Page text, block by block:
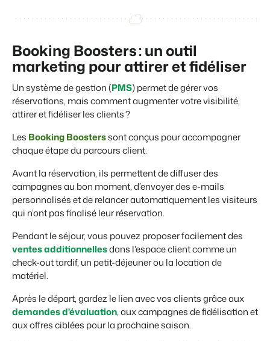
Booking Boosters : un outil
marketing pour attirer et fidéliser
Un système de gestion (PMS) permet de gérer vos
réservations, mais comment augmenter votre visibilité,
attirer et fidéliser les clients ?
Les Booking Boosterssont conçus pour accompagner
chaque étape du parcours client.
Avant la réservation, ils permettent de diffuser des
campagnes au bon moment, d’envoyer des e-mails
personnalisés et de relancer automatiquement les visiteurs
qui n’ont pas finalisé leur réservation.
Pendant le séjour, vous pouvez proposer facilement des
ventes additionnellesdans l'espace client comme un
check-out tardif, un petit-déjeuner ou la location de
matériel.
Après le départ, gardez le lien avec vos clients grâce aux
demandes d'évaluation, aux campagnes de fidélisation et
aux offres ciblées pour la prochaine saison.